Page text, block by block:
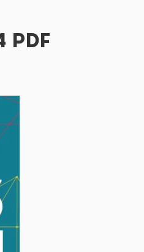
PDF